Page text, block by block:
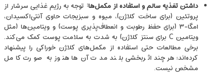
داشتن تغذیه سالم و استفاده از مکمل‌ها: توجه به رژیم غذایی سرشار از
پروتئین (برای ساخت کلاژن)، میوه و سبزیجات حاوی آنتی‌اکسیدان،
امگا-۳ (برای حفظ رطوبت و انعطاف‌پذیری پوست) و ویتامین‌ها (مثل
ویتامین C برای سنتز کلاژن) به شدت به سلامت پوست کمک می‌کند.
برخی مطالعات حتی استفاده از مکمل‌های کلاژن خوراکی را پیشنهاد
کرده‌اند؛ هرچند اثربخشی بلند مدت آن‌ها هنوز به صورت کامل
مشخص نیست.